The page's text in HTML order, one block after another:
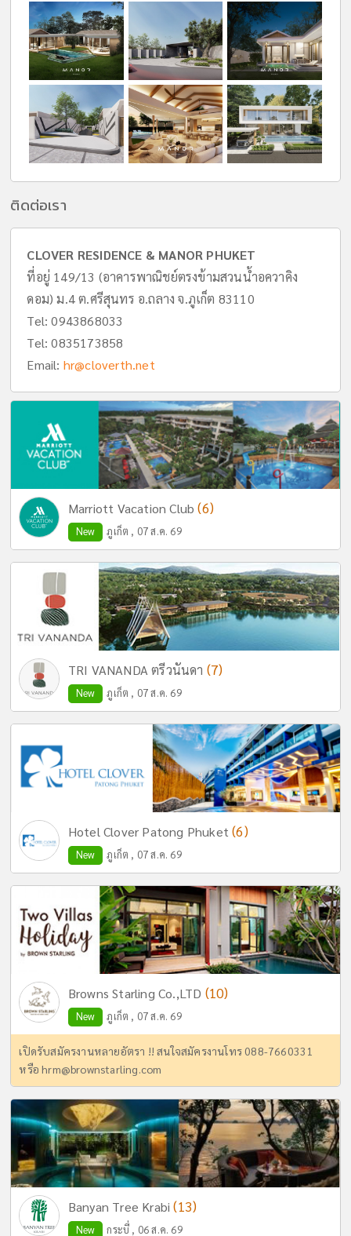
ติดต่อเรา
CLOVER RESIDENCE & MANOR PHUKET
ที่อยู่ 149/13 (อาคารพาณิชย์ตรงข้ามสวนน้ำอควาคิง
ดอม) ม.4 ต.ศรีสุนทร อ.ถลาง จ.ภูเก็ต 83110
Tel:0943868033
Tel:0835173858
Email: hr@cloverth.net
Marriott Vacation Club(6)
New ภูเก็ต , 07 ส.ค. 69
TRI VANANDA ตรีวนันดา (7)
New ภูเก็ต , 07 ส.ค. 69
Hotel Clover Patong Phuket(6)
New ภูเก็ต , 07 ส.ค. 69
Browns Starling Co.,LTD (10)
New ภูเก็ต , 07 ส.ค. 69
เปิดรับสมัครงานหลายอัตรา !! สนใจสมัครงานโทร 088-7660331
หรือhrm@brownstarling.com
Banyan Tree Krabi(13)
New กระบี่ , 06 ส.ค. 69